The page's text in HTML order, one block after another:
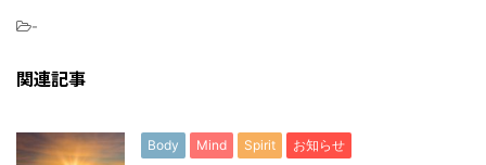
-
関連記事
Body Mind Spirit お知らせ